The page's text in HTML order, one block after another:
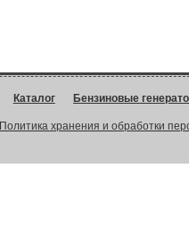
Каталог Бензиновые
Политика хранения и обработки